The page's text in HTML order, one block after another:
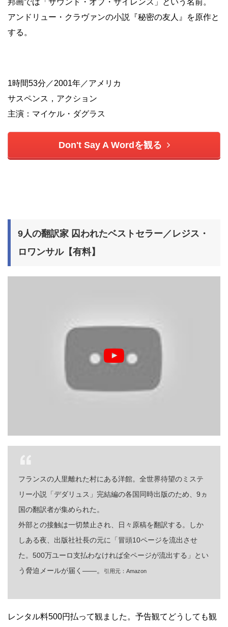
アンドリュー・クラヴァンの小説『秘密の友人』を原作と
する。
1時間53分／2001年／アメリカ
サスペンス，アクション
主演：マイケル・ダグラス
Don't Say A Wordを観る
9人の翻訳家 囚われたベストセラー／レジス・
ロワンサル【有料】
フランスの人里離れた村にある洋館。全世界待望のミステ
リー小説「デダリュス」完結編の各国同時出版のため、9ヵ
国の翻訳者が集められた。
外部との接触は一切禁止され、日々原稿を翻訳する。しか
しある夜、出版社社長の元に「冒頭10ページを流出させ
た。500万ユーロ支払わなければ全ページが流出する」とい
う脅迫メールが届く――。
引用元：Amazon
レンタル料500円払って観ました。予告観てどうしても観